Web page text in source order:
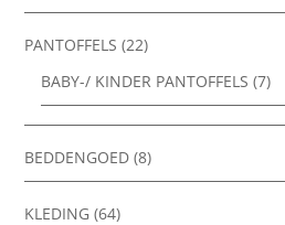
PANTOFFELS (22)
BABY-/ KINDER PANTOFFELS (7)
BEDDENGOED (8)
KLEDING (64)